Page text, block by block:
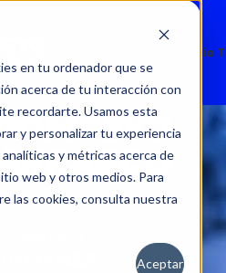
en tu ordenador que se
acerca de tu interacción con
recordarte. Usamos esta
y personalizar tu experiencia
y métricas acerca de
web y otros medios. Para
las cookies, consulta nuestra
Aceptar
Servicio